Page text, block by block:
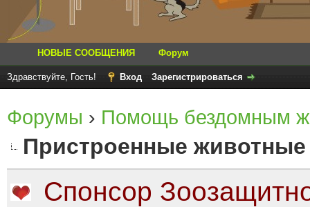
НОВЫЕ СООБЩЕНИЯ Форум
Здравствуйте, Гость! Вход Зарегистрироваться
Форумы › Помощь бездомным
Пристроенные животные
Спонсор